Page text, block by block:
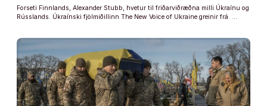
Forseti Finnlands, Alexander Stubb, hvetur til friðarviðræðna milli Úkraínu og
Rússlands. Úkraínski fjölmiðillinn The New Voice of Ukraine greinir frá. …